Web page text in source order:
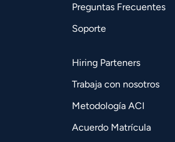
Preguntas Frecuentes
Soporte
Hiring Parteners
Trabaja con nosotros
Metodología ACI
Acuerdo Matrícula